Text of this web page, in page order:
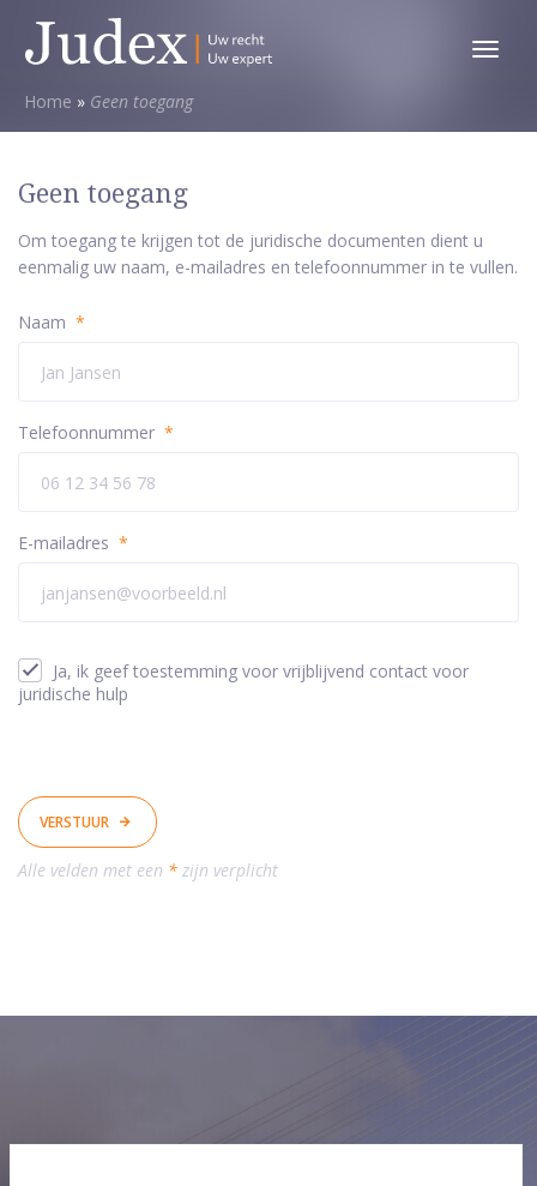
Toggle
Home » Geen toegang
Geen toegang
Om toegang te krijgen tot de juridische documenten dient u
eenmalig uw naam, e-mailadres en telefoonnummer in te vullen.
Naam *
Telefoonnummer *
E-mailadres *
Ja, ik geef toestemming voor vrijblijvend contact voor
juridische hulp
VERSTUUR
Alle velden met een * zijn verplicht